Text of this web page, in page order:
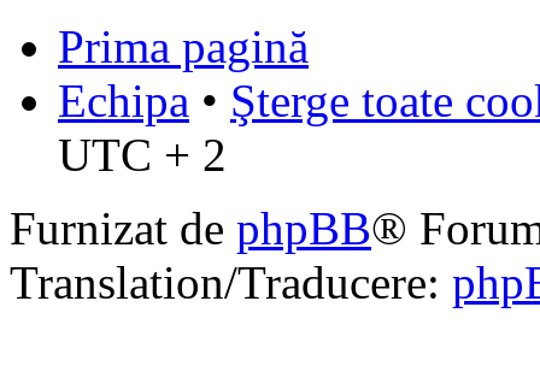
Prima pagină
Echipa • Şterge toate
UTC + 2
Furnizat de phpBB®
Translation/Traducere: